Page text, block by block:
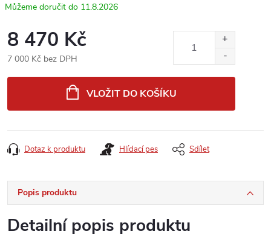
11.8.2026
8 470 Kč
7 000 Kč bez DPH
VLOŽIT DO KOŠÍKU
Dotaz k produktu Hlídací pes Sdílet
Popis produktu
Detailní popis produktu